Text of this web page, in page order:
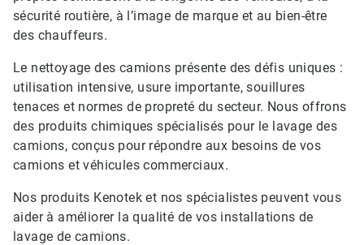
sécurité routière, à l’image de marque et au bien-être
des chauffeurs.
Le nettoyage des camions présente des défis uniques :
utilisation intensive, usure importante, souillures
tenaces et normes de propreté du secteur. Nous offrons
des produits chimiques spécialisés pour le lavage des
camions, conçus pour répondre aux besoins de vos
camions et véhicules commerciaux.
Nos produits Kenotek et nos spécialistes peuvent vous
aider à améliorer la qualité de vos installations de
lavage de camions.